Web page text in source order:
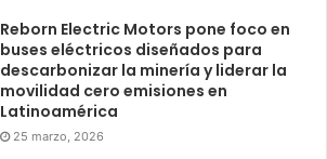
Reborn Electric Motors pone foco en
buses eléctricos diseñados para
descarbonizar la minería y liderar la
movilidad cero emisiones en
Latinoamérica
25 marzo, 2026